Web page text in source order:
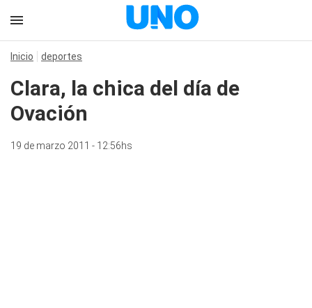
Inicio deportes
Clara, la chica del día de
Ovación
19 de marzo 2011 - 12:56hs